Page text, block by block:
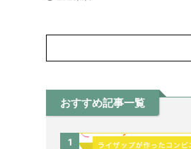
おすすめ記事一覧
1